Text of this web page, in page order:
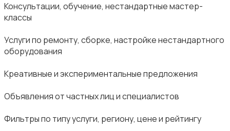
Консультации, обучение, нестандартные мастер-
классы
Услуги по ремонту, сборке, настройке нестандартного
оборудования
Креативные и экспериментальные предложения
Объявления от частных лиц и специалистов
Фильтры по типу услуги, региону, цене и рейтингу